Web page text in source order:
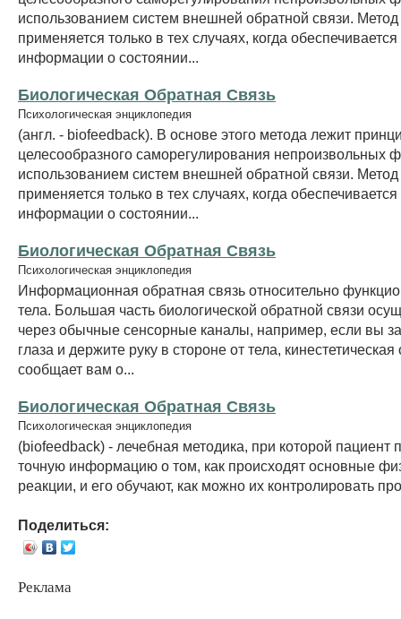
использованием систем внешней обратной связи.
применяется только в тех случаях, когда
информации о состоянии...
Биологическая Обратная Связь
Психологическая энциклопедия
(англ. - biofeedback). В основе этого метода лежит
целесообразного саморегулирования непроизвольных
использованием систем внешней обратной связи.
применяется только в тех случаях, когда
информации о состоянии...
Биологическая Обратная Связь
Психологическая энциклопедия
Информационная обратная связь относительно
тела. Большая часть биологической обратной связи
через обычные сенсорные каналы, например, если вы
глаза и держите руку в стороне от тела,
сообщает вам о...
Биологическая Обратная Связь
Психологическая энциклопедия
(biofeedback) - лечебная методика, при которой пациент
точную информацию о том, как происходят основные
реакции, и его обучают, как можно их контролировать
Поделиться:
Реклама